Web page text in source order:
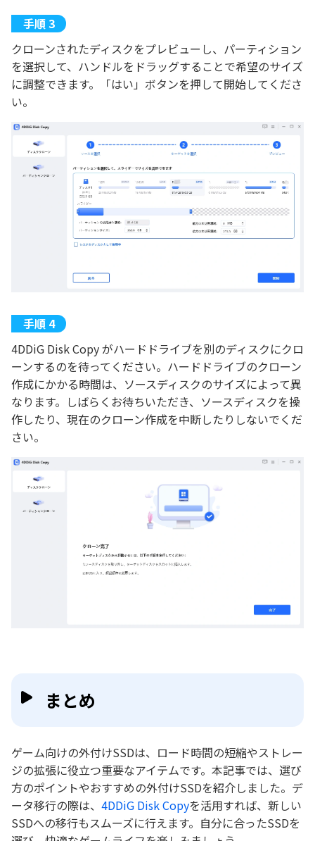
クローンされたディスクをプレビューし、パーティション
を選択して、ハンドルをドラッグすることで希望のサイズ
に調整できます。「はい」ボタンを押して開始してくださ
い。
4DDiG Disk Copy がハードドライブを別のディスクにクロ
ーンするのを待ってください。ハードドライブのクローン
作成にかかる時間は、ソースディスクのサイズによって異
なります。しばらくお待ちいただき、ソースディスクを操
作したり、現在のクローン作成を中断したりしないでくだ
さい。
まとめ
ゲーム向けの外付けSSDは、ロード時間の短縮やストレー
ジの拡張に役立つ重要なアイテムです。本記事では、選び
方のポイントやおすすめの外付けSSDを紹介しました。デ
ータ移行の際は、 4DDiG Disk Copyを活用すれば、新しい
SSDへの移行もスムーズに行えます。自分に合ったSSDを